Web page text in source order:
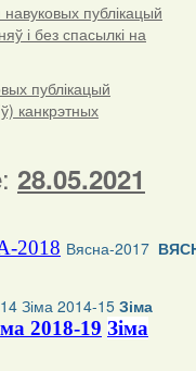
публікацый
і без спасылкі на
публікацый
канкрэтных
: 28.05.2021
2018 Вясна-2017
Зіма 2014-15 Зіма
2018-19 Зіма